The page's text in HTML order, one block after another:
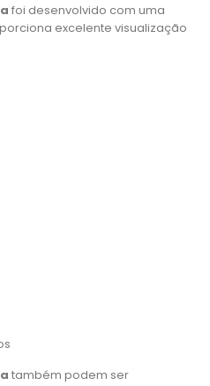
foi desenvolvido com uma
excelente visualização
também podem ser